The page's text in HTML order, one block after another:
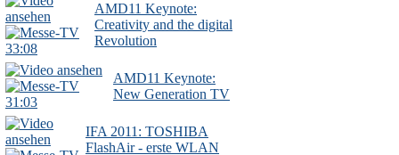
33:08
AMD11 Keynote:
Creativity and the digital
Revolution
31:03
AMD11 Keynote:
New Generation TV
IFA 2011: TOSHIBA
FlashAir - erste WLAN